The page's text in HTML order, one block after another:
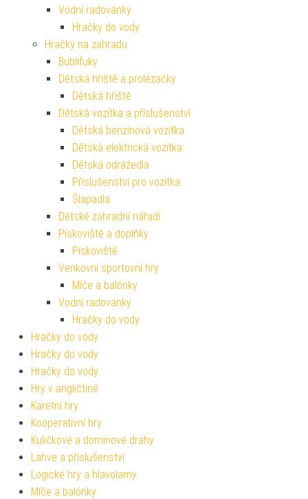
Vodní radovánky
Hračky do vody
Hračky na zahradu
Bublifuky
Dětská hřiště a prolézačky
Dětská hřiště
Dětská vozítka a příslušenství
Dětská benzínová vozítka
Dětská elektrická vozítka
Dětská odrážedla
Příslušenství pro vozítka
Šlapadla
Dětské zahradní nářadí
Pískoviště a doplňky
Pískoviště
Venkovní sportovní hry
Míče a balónky
Vodní radovánky
Hračky do vody
Hračky do vody
Hračky do vody
Hračky do vody
Hry v angličtině
Karetní hry
Kooperativní hry
Kuličkové a dominové dráhy
Lahve a příslušenství
Logické hry a hlavolamy
Míče a balónky